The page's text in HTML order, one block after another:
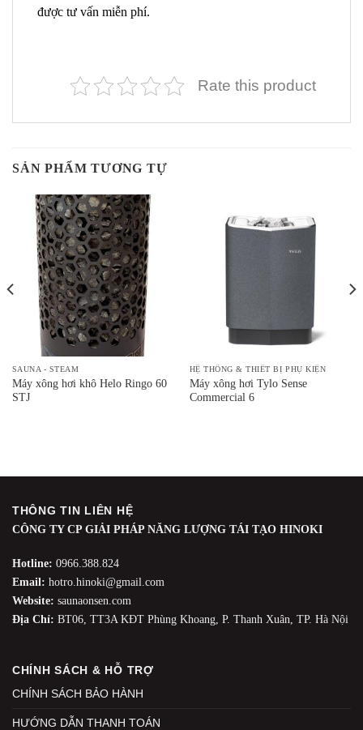
được tư vấn miễn phí.
Rate this product
SẢN PHẨM TƯƠNG TỰ
SAUNA - STEAM
Máy xông hơi khô Helo Ringo 60
STJ
HỆ THỐNG & THIẾT BỊ PHỤ KIỆN
Máy xông hơi Tylo Sense
Commercial 6
THÔNG TIN LIÊN HỆ
CÔNG TY CP GIẢI PHÁP NĂNG LƯỢNG TÁI TẠO HINOKI
Hotline: 0966.388.824
Email: hotro.hinoki@gmail.com
Website: saunaonsen.com
Địa Chỉ: BT06, TT3A KĐT Phùng Khoang, P. Thanh Xuân, TP. Hà Nội
CHÍNH SÁCH & HỖ TRỢ
CHÍNH SÁCH BẢO HÀNH
HƯỚNG DẪN THANH TOÁN